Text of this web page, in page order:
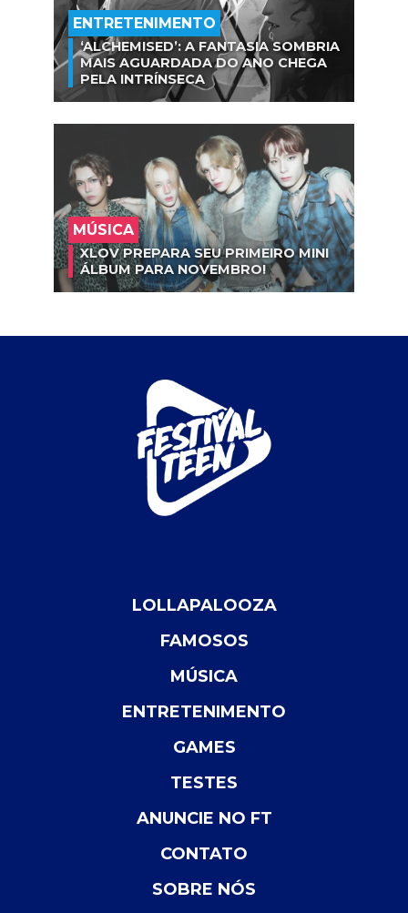
ENTRETENIMENTO
‘ALCHEMISED’: A FANTASIA SOMBRIA
MAIS AGUARDADA DO ANO CHEGA
PELA INTRÍNSECA
MÚSICA
XLOV PREPARA SEU PRIMEIRO MINI
ÁLBUM PARA NOVEMBRO!
LOLLAPALOOZA
FAMOSOS
MÚSICA
ENTRETENIMENTO
GAMES
TESTES
ANUNCIE NO FT
CONTATO
SOBRE NÓS